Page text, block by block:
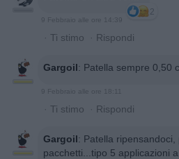
2
9 Febbraio alle ore 14:39
· Ti stimo · Rispondi
Gargoil: Patella sempre 0,50
9 Febbraio alle ore 18:11
· Ti stimo · Rispondi
Gargoil: Patella
pacchetti...tipo 5 applicazioni